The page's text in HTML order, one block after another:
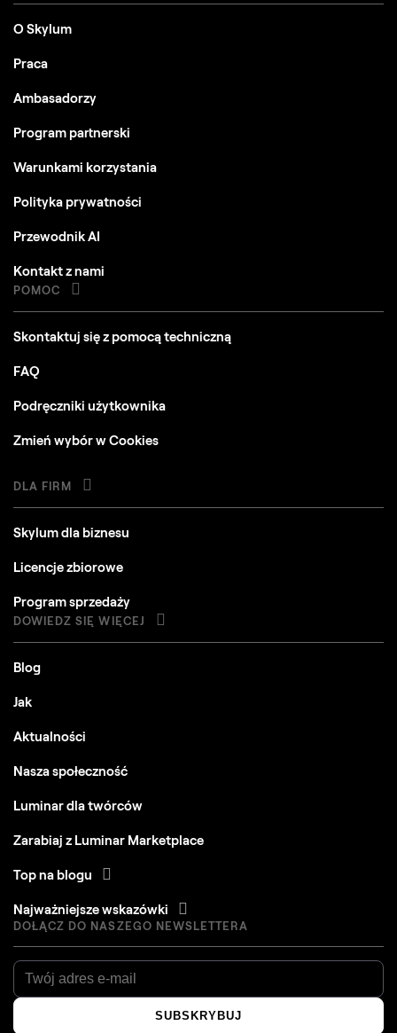
O Skylum
Praca
Ambasadorzy
Program partnerski
Warunkami korzystania
Polityka prywatności
Przewodnik AI
Kontakt z nami
POMOC
Skontaktuj się z pomocą techniczną
FAQ
Podręczniki użytkownika
Zmień wybór w Cookies
DLA FIRM
Skylum dla biznesu
Licencje zbiorowe
Program sprzedaży
DOWIEDZ SIĘ WIĘCEJ
Blog
Jak
Aktualności
Nasza społeczność
Luminar dla twórców
Zarabiaj z Luminar Marketplace
Top na blogu
Najważniejsze wskazówki
DOŁĄCZ DO NASZEGO NEWSLETTERA
SUBSKRYBUJ